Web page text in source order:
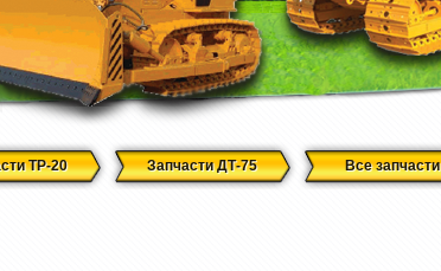
ТР-20 Запчасти ДТ-75 Все запчасти